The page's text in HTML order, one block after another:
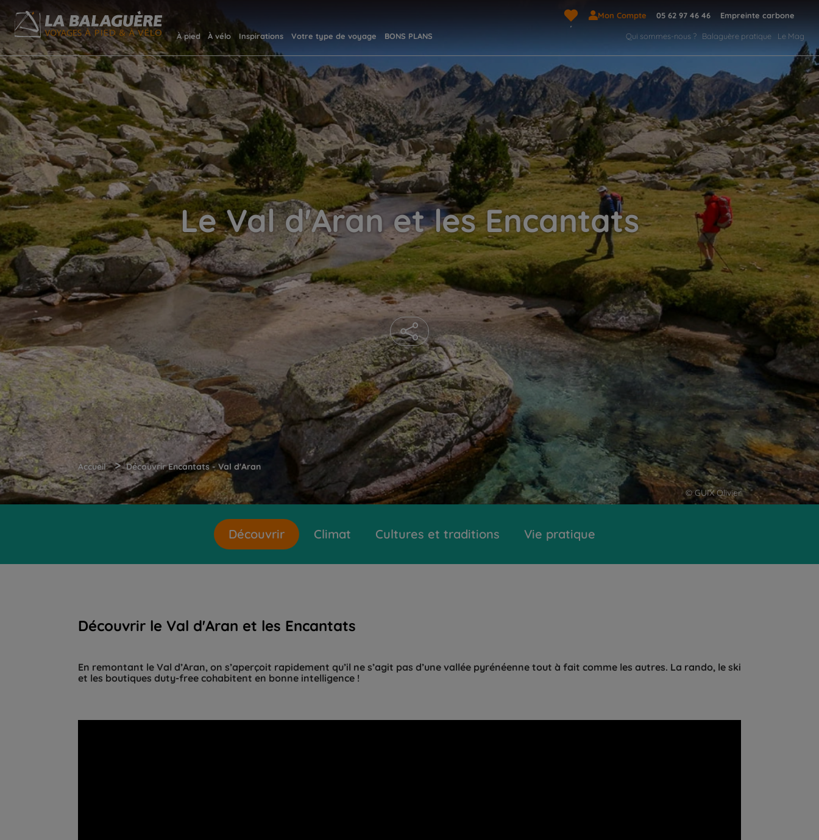
Mon Compte 05 62 97 46 46 Empreinte carbone
À pied À vélo Inspirations Votre type de voyage BONS PLANS Qui sommes-nous ? Balaguère pratique Le Mag
© GUIX Olivier
Le Val d'Aran et les Encantats
Accueil > Découvrir Encantats - Val d'Aran
Découvrir Climat Cultures et traditions Vie pratique
Découvrir le Val d'Aran et les Encantats
En remontant le Val d’Aran, on s’aperçoit rapidement qu’il ne s’agit pas d’une vallée pyrénéenne tout à fait comme les autres. La rando, le ski
et les boutiques duty-free cohabitent en bonne intelligence !